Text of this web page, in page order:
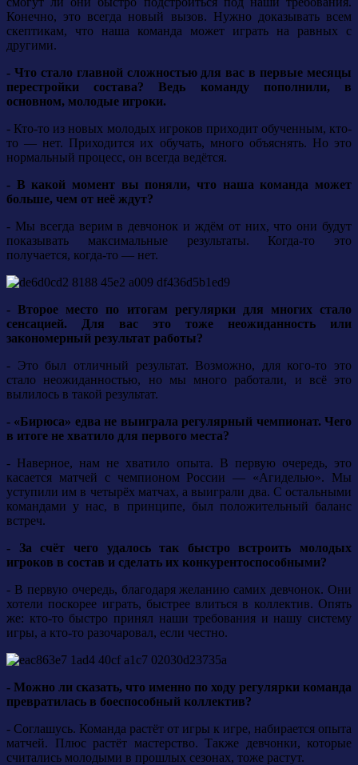
Конечно, это всегда новый вызов. Нужно доказывать всем
скептикам, что наша команда может играть на равных с
другими.
- Что стало главной сложностью для вас в первые месяцы
перестройки состава? Ведь команду пополнили, в
основном, молодые игроки.
- Кто-то из новых молодых игроков приходит обученным, кто-
то — нет. Приходится их обучать, много объяснять. Но это
нормальный процесс, он всегда ведётся.
- В какой момент вы поняли, что наша команда может
больше, чем от неё ждут?
- Мы всегда верим в девчонок и ждём от них, что они будут
показывать максимальные результаты. Когда-то это
получается, когда-то — нет.
- Второе место по итогам регулярки для многих стало
сенсацией. Для вас это тоже неожиданность или
закономерный результат работы?
- Это был отличный результат. Возможно, для кого-то это
стало неожиданностью, но мы много работали, и всё это
вылилось в такой результат.
- «Бирюса» едва не выиграла регулярный чемпионат. Чего
в итоге не хватило для первого места?
- Наверное, нам не хватило опыта. В первую очередь, это
касается матчей с чемпионом России — «Агиделью». Мы
уступили им в четырёх матчах, а выиграли два. С остальными
командами у нас, в принципе, был положительный баланс
встреч.
- За счёт чего удалось так быстро встроить молодых
игроков в состав и сделать их конкурентоспособными?
- В первую очередь, благодаря желанию самих девчонок. Они
хотели поскорее играть, быстрее влиться в коллектив. Опять
же: кто-то быстро принял наши требования и нашу систему
игры, а кто-то разочаровал, если честно.
- Можно ли сказать, что именно по ходу регулярки команда
превратилась в боеспособный коллектив?
- Соглашусь. Команда растёт от игры к игре, набирается опыта
матчей. Плюс растёт мастерство. Также девчонки, которые
считались молодыми в прошлых сезонах, тоже растут.